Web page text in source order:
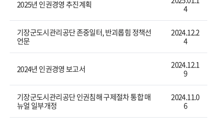
2025년 인권경영 추진계획
4
기장군도시관리공단 존중일터, 반괴롭힘 정책선
언문
2024.12.2
4
2024년 인권경영 보고서
2024.12.1
9
기장군도시관리공단 인권침해 구제절차 통합 매
뉴얼 일부개정
2024.11.0
6